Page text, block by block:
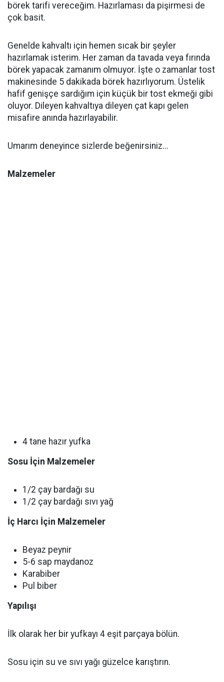
börek tarifi vereceğim. Hazırlaması da pişirmesi de
çok basit.
Genelde kahvaltı için hemen sıcak bir şeyler
hazırlamak isterim. Her zaman da tavada veya fırında
börek yapacak zamanım olmuyor. İşte o zamanlar tost
makinesinde 5 dakikada börek hazırlıyorum. Üstelik
hafif genişçe sardığım için küçük bir tost ekmeği gibi
oluyor. Dileyen kahvaltıya dileyen çat kapı gelen
misafire anında hazırlayabilir.
Umarım deneyince sizlerde beğenirsiniz...
Malzemeler
4 tane hazır yufka
Sosu İçin Malzemeler
1/2 çay bardağı su
1/2 çay bardağı sıvı yağ
İç Harcı İçin Malzemeler
Beyaz peynir
5-6 sap maydanoz
Karabiber
Pul biber
Yapılışı
İlk olarak her bir yufkayı 4 eşit parçaya bölün.
Sosu için su ve sıvı yağı güzelce karıştırın.